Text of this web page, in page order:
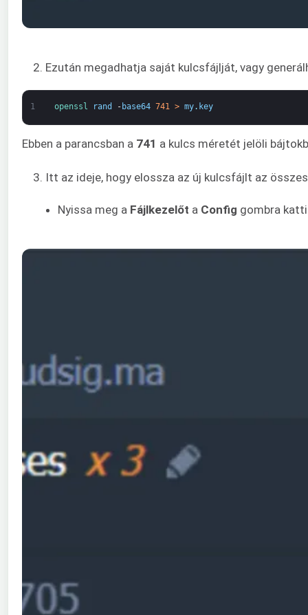
2. Ezután megadhatja saját kulcsfájlját, vagy
1 openssl rand - base64 741 > my. key
Ebben a parancsban a 741 a kulcs méretét jelöli
3. Itt az ideje, hogy elossza az új kulcsfájlt az
Nyissa meg a Fájlkezelőt a Config gombra